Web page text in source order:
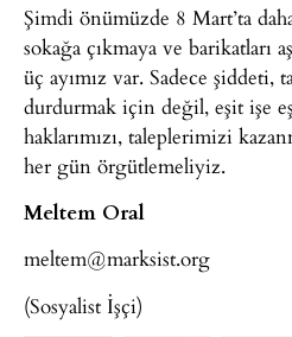
Şimdi önümüzde 8 Mart’ta
sokağa çıkmaya ve barikatları
üç ayımız var. Sadece şiddeti,
durdurmak için değil, eşit işe
haklarımızı, taleplerimizi
her gün örgütlemeliyiz.
Meltem Oral
meltem@marksist.org
(Sosyalist İşçi)